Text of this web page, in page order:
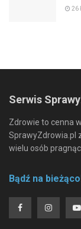
26
Serwis
Zdrowie to cenna
SprawyZdrowia.pl
wielu osób
Bądź na